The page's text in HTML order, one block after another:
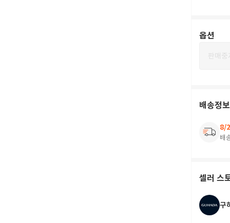
옵션
판매중
배송정보
8/
배
셀러 스
구